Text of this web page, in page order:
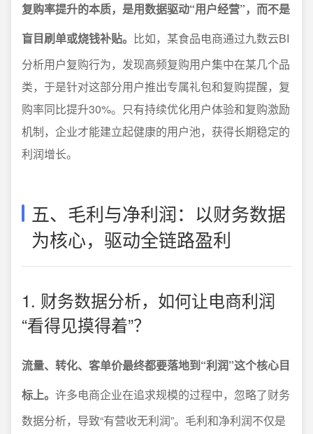
复购率提升的本质，是用数据驱动“用户经营”，而不是
盲目刷单或烧钱补贴。 比如，某食品电商通过九数云BI
分析用户复购行为，发现高频复购用户集中在某几个品
类，于是针对这部分用户推出专属礼包和复购提醒，复
购率同比提升30%。只有持续优化用户体验和复购激励
机制，企业才能建立起健康的用户池，获得长期稳定的
利润增长。
五、毛利与净利润：以财务数据
为核心，驱动全链路盈利
1. 财务数据分析，如何让电商利润
“看得见摸得着”？
流量、转化、客单价最终都要落地到“利润”这个核心目
标上。 许多电商企业在追求规模的过程中，忽略了财务
数据分析，导致“有营收无利润”。毛利和净利润不仅是